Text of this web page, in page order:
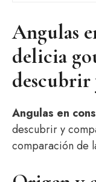
Angulas
delicia
descubrir
Angulas en
descubrir y
comparación de